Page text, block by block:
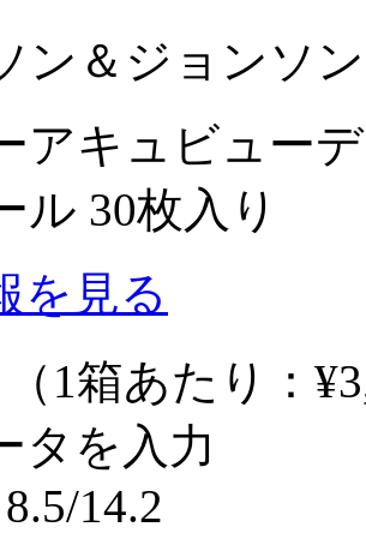
ン＆ジョンソン
アキュビュー
ル 30枚入り
を見る
（1箱あたり：
タを入力
8.5/14.2